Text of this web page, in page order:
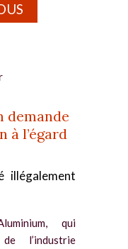
demande
à l’égard
illégalement
qui
l’industrie